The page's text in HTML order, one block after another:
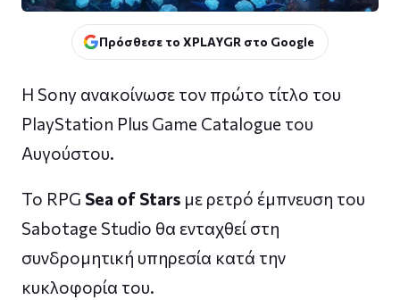
Πρόσθεσε το XPLAYGR στο Google
Η Sony ανακοίνωσε τον πρώτο τίτλο του
PlayStation Plus Game Catalogue του
Αυγούστου.
Το RPG Sea of ​​Stars με ρετρό έμπνευση του
Sabotage Studio θα ενταχθεί στη
συνδρομητική υπηρεσία κατά την
κυκλοφορία του.